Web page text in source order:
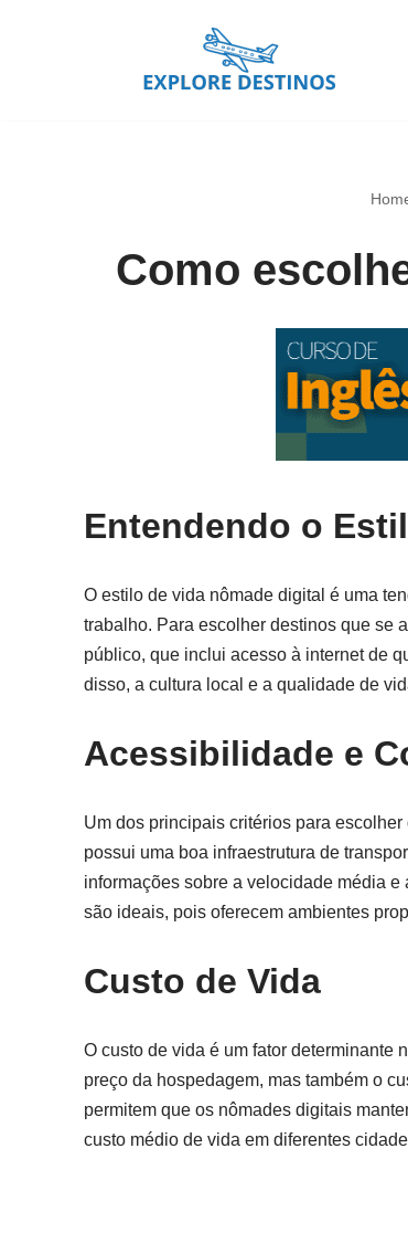
Como
Entendendo o
O estilo de vida nômade digital é uma
trabalho. Para escolher destinos que se
público, que inclui acesso à internet de
disso, a cultura local e a qualidade de
Acessibilidade e
Um dos principais critérios para
possui uma boa infraestrutura de
informações sobre a velocidade média
são ideais, pois oferecem ambientes
Custo de Vida
O custo de vida é um fator determinante
preço da hospedagem, mas também o
permitem que os nômades digitais
custo médio de vida em diferentes